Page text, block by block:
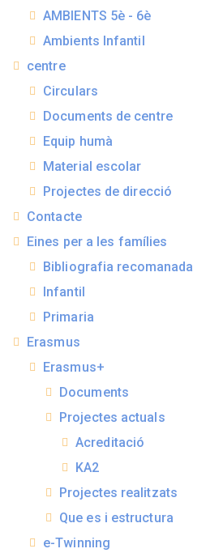
AMBIENTS 5è - 6è
Ambients Infantil
centre
Circulars
Documents de centre
Equip humà
Material escolar
Projectes de direcció
Contacte
Eines per a les famílies
Bibliografia recomanada
Infantil
Primaria
Erasmus
Erasmus+
Documents
Projectes actuals
Acreditació
KA2
Projectes realitzats
Que es i estructura
e-Twinning